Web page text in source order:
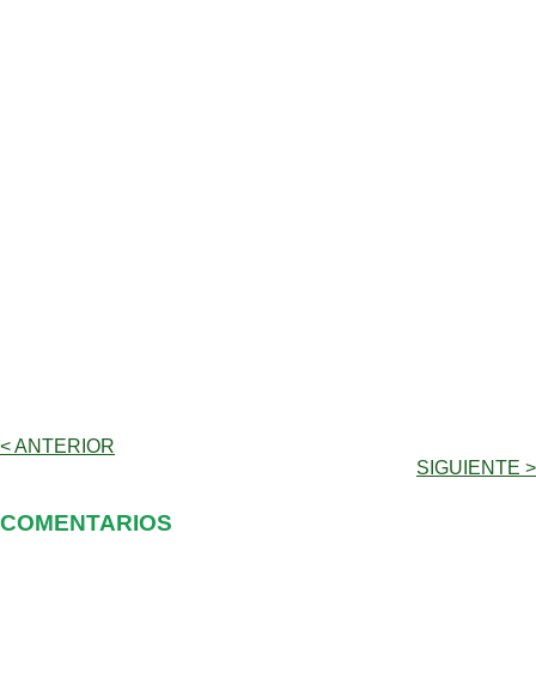
< ANTERIOR
SIGUIENTE >
COMENTARIOS